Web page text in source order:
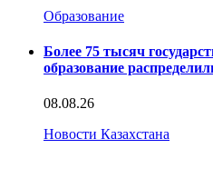
Образование
Более 75 тысяч
образование
08.08.26
Новости Казахстана